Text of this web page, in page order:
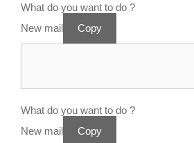
What do you want to do ?
New mail
Copy
What do you want to do ?
New mail
Copy